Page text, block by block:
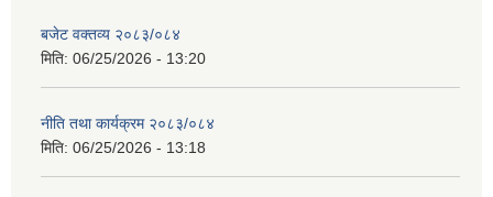
बजेट वक्तव्य २०८३/०८४
मिति: 06/25/2026 - 13:20
नीति तथा कार्यक्रम २०८३/०८४
मिति: 06/25/2026 - 13:18